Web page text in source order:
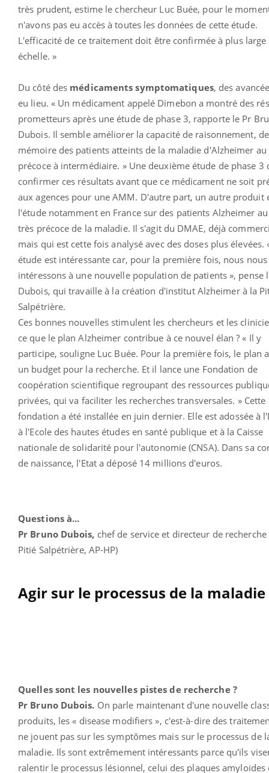
très prudent, estime le chercheur Luc Buée, pour le
n'avons pas eu accès à toutes les données de cette étude.
L'efficacité de ce traitement doit être confirmée à plus large
échelle. »
Du côté des médicaments symptomatiques, des
eu lieu. « Un médicament appelé Dimebon a montré des
prometteurs après une étude de phase 3, rapporte le Pr
Dubois. Il semble améliorer la capacité de raisonnement, de
mémoire des patients atteints de la maladie d'Alzheimer au
précoce à intermédiaire. » Une deuxième étude de phase 3
confirmer ces résultats avant que ce médicament ne soit
aux agences pour une AMM. D'autre part, un autre produit
l'étude notamment en France sur des patients Alzheimer
très précoce de la maladie. Il s'agit du DMAE, déjà
mais qui est cette fois analysé avec des doses plus élevées.
étude est intéressante car, pour la première fois, nous nous
intéressons à une nouvelle population de patients », pense
Dubois, qui travaille à la création d'institut Alzheimer à la
Salpétrière.
Ces bonnes nouvelles stimulent les chercheurs et les
ce que le plan Alzheimer contribue à ce nouvel élan ? « Il y
participe, souligne Luc Buée. Pour la première fois, le plan
un budget pour la recherche. Et il lance une Fondation de
coopération scientifique regroupant des ressources
privées, qui va faciliter les recherches transversales. » Cette
fondation a été installée en juin dernier. Elle est adossée à
à l'Ecole des hautes études en santé publique et à la Caisse
nationale de solidarité pour l'autonomie (CNSA). Dans sa
de naissance, l'Etat a déposé 14 millions d'euros.
Questions à...
Pr Bruno Dubois, chef de service et directeur de recherche
Pitié Salpétrière, AP-HP)
Agir sur le processus de la maladie
Quelles sont les nouvelles pistes de recherche ?
Pr Bruno Dubois. On parle maintenant d'une nouvelle
produits, les « disease modifiers », c'est-à-dire des
ne jouent pas sur les symptômes mais sur le processus de
maladie. Ils sont extrêmement intéressants parce qu'ils
ralentir le processus lésionnel, celui des plaques amyloides